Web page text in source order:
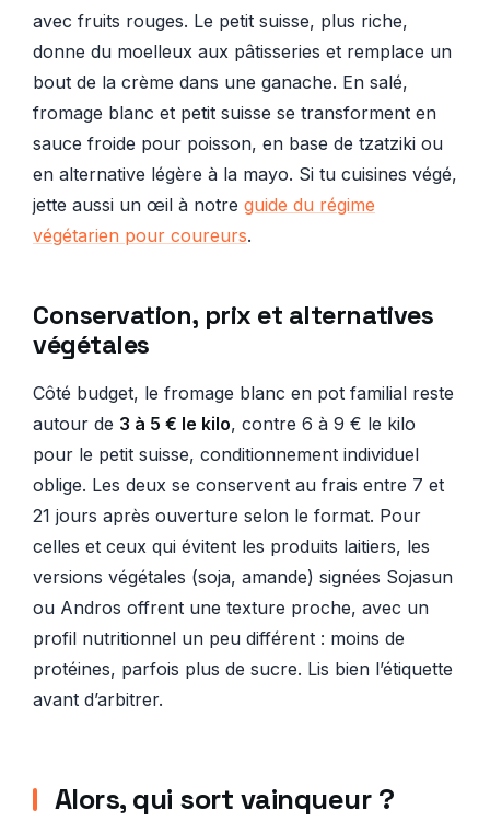
avec fruits rouges. Le petit suisse, plus riche,
donne du moelleux aux pâtisseries et remplace un
bout de la crème dans une ganache. En salé,
fromage blanc et petit suisse se transforment en
sauce froide pour poisson, en base de tzatziki ou
en alternative légère à la mayo. Si tu cuisines végé,
jette aussi un œil à notre guide du régime
végétarien pour coureurs.
Conservation, prix et alternatives
végétales
Côté budget, le fromage blanc en pot familial reste
autour de 3 à 5 € le kilo, contre 6 à 9 € le kilo
pour le petit suisse, conditionnement individuel
oblige. Les deux se conservent au frais entre 7 et
21 jours après ouverture selon le format. Pour
celles et ceux qui évitent les produits laitiers, les
versions végétales (soja, amande) signées Sojasun
ou Andros offrent une texture proche, avec un
profil nutritionnel un peu différent : moins de
protéines, parfois plus de sucre. Lis bien l’étiquette
avant d’arbitrer.
Alors, qui sort vainqueur ?